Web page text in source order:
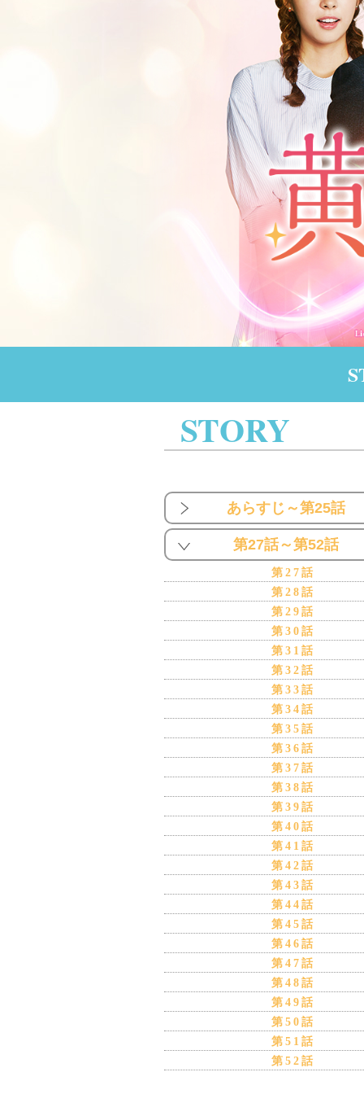
STORY
あらすじ～第25話
第27話～第52話
第27話
第28話
第29話
第30話
第31話
第32話
第33話
第34話
第35話
第36話
第37話
第38話
第39話
第40話
第41話
第42話
第43話
第44話
第45話
第46話
第47話
第48話
第49話
第50話
第51話
第52話